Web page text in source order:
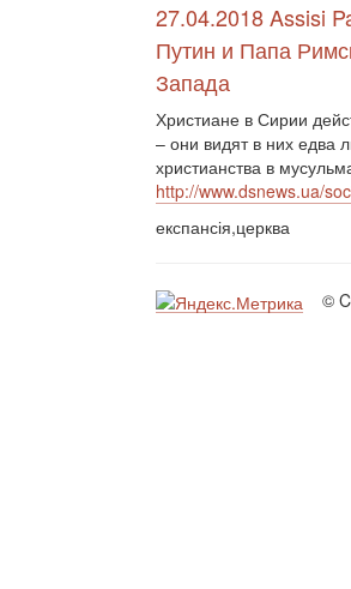
27.04.2018 Assisi
Путин и Папа
Запада
Христиане в Сирии
– они видят в них едва
христианства в
http://www.dsnews.ua/
експансія,церква
©